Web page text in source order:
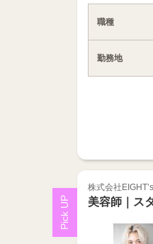
職種
勤務地
株式会社EIGHT’s
美容師｜ス